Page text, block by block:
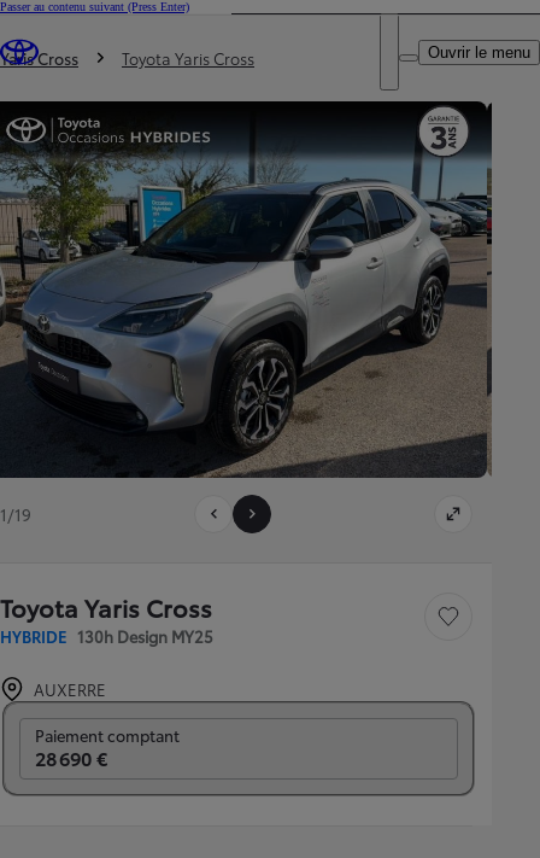
Passer au contenu suivant (Press Enter)
Trouvez un partenaire Toyota
DEALER NAME
Ouvrir le menu
Vous êtes ici
Yaris Cross Toyota Yaris Cross
1/19
Toyota Yaris Cross
HYBRIDE 130h Design MY25
Sauvegarder le
AUXERRE
Paiement comptant
28 690 €